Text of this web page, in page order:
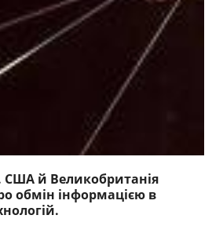
США й Великобританія
обмін інформацією в